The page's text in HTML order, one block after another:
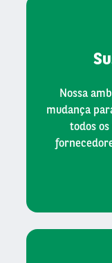
Nossa
mudança
todos